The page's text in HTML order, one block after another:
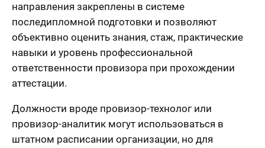
направления закреплены в системе
последипломной подготовки и позволяют
объективно оценить знания, стаж, практические
навыки и уровень профессиональной
ответственности провизора при прохождении
аттестации.
Должности вроде провизор-технолог или
провизор-аналитик могут использоваться в
штатном расписании организации, но для